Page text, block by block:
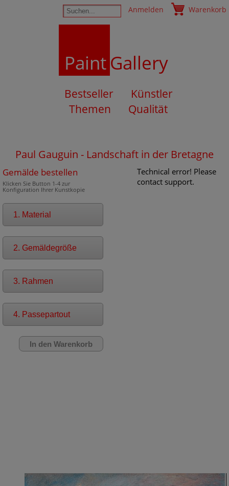
Anmelden Warenkorb
PaintGallery
Bestseller
Künstler
Themen
Qualität
Paul Gauguin - Landschaft in der Bretagne
Gemälde bestellen
Klicken Sie Button 1-4 zur
Konfiguration Ihrer Kunstkopie
1. Material
2. Gemäldegröße
3. Rahmen
4. Passepartout
Technical error! Please
contact support.